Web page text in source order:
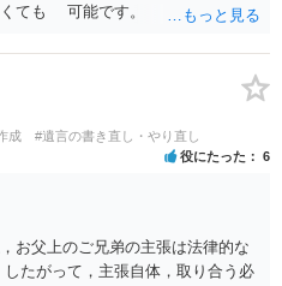
くても 可能です。 将来遺言の効
公証役場へ行って公正証書遺言を
来争われることが見込まれること
めた方がよいと思います。
成 #遺言の書き直し・やり直し
役にたった 6
お父上のご兄弟の主張は法律的な
たがって，主張自体，取り合う必